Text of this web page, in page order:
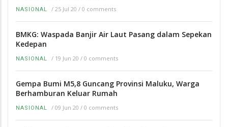
NASIONAL / 25 Jul 20 / 0 comments
BMKG: Waspada Banjir Air Laut Pasang dalam Sepekan
Kedepan
NASIONAL / 19 Jun 20 / 0 comments
Gempa Bumi M5,8 Guncang Provinsi Maluku, Warga
Berhamburan Keluar Rumah
NASIONAL / 09 Jun 20 / 0 comments